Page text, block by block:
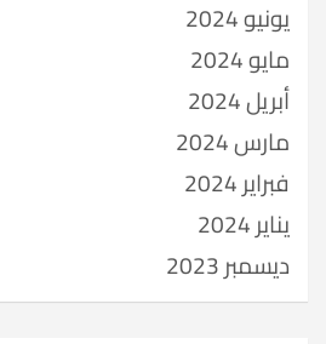
يونيو 2024
مايو 2024
أبريل 2024
مارس 2024
فبراير 2024
يناير 2024
ديسمبر 2023